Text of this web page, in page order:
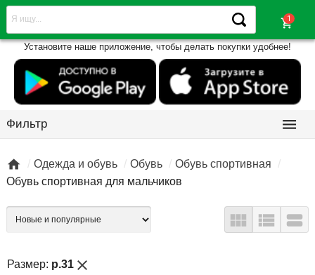
shopping_cart
Установите наше приложение, чтобы делать покупки удобнее!
Фильтр 
 Одежда и обувь Обувь
Обувь спортивная
Обувь спортивная для мальчиков
  
Размер: р.31 close